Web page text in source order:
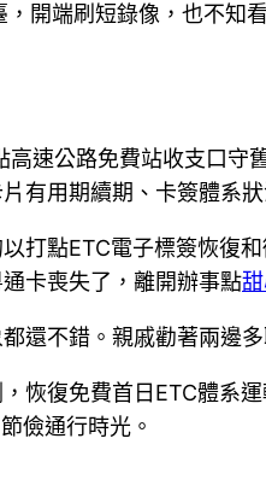
，開端刷短錄像，也不知
高速公路免費站收支口守
有用期續期、卡簽體系
打點ETC電子標簽恢復
卡喪失了，離開辦事點
還不錯。親戚勸著兩邊
恢復免費首日ETC體系
儉通行時光。